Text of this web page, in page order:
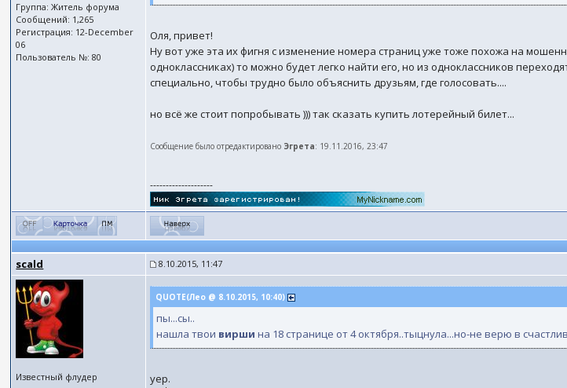
Группа: Житель форума
Сообщений: 1,265
Регистрация: 12-December
06
Пользователь №: 80
Оля, привет!
Ну вот уже эта их фигня с изменение номера страниц уже тоже похожа на
одноклассниках) то можно будет легко найти его, но из одноклассников
специально, чтобы трудно было объяснить друзьям, где голосовать....
но всё же стоит попробывать ))) так сказать купить лотерейный билет...
Сообщение было отредактировано Эгрета: 19.11.2016, 23:47
--------------------
scald 8.10.2015, 11:47
Известный флудер
QUOTE(Лео @ 8.10.2015, 10:40)
пы...сы..
нашла твои вирши на 18 странице от 4 октября..тыцнула...но-не верю в
yep.